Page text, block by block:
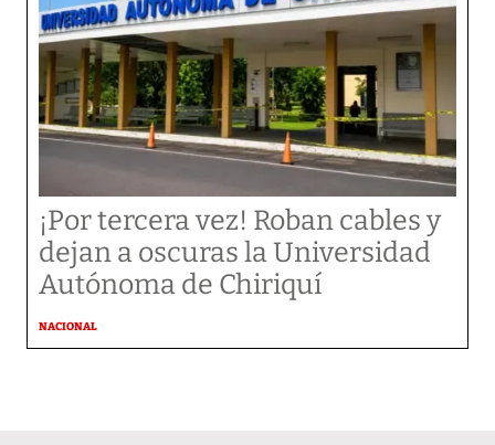
¡Por tercera vez! Roban cables y
dejan a oscuras la Universidad
Autónoma de Chiriquí
NACIONAL